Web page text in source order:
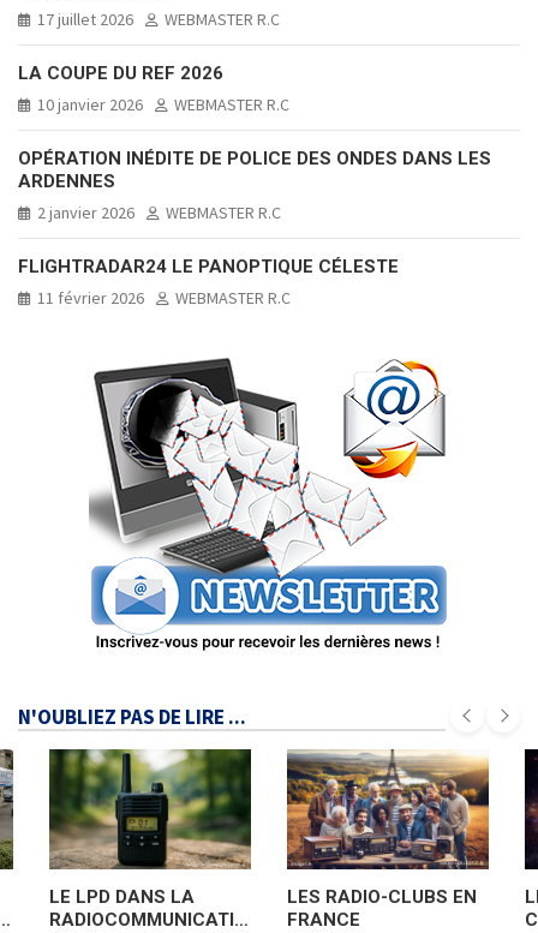
17 juillet 2026
WEBMASTER R.C
LA COUPE DU REF 2026
10 janvier 2026
WEBMASTER R.C
OPÉRATION INÉDITE DE POLICE DES ONDES DANS LES
ARDENNES
2 janvier 2026
WEBMASTER R.C
FLIGHTRADAR24 LE PANOPTIQUE CÉLESTE
11 février 2026
WEBMASTER R.C
N'OUBLIEZ PAS DE LIRE ...
LE LPD DANS LA
RADIOCOMMUNICATIO
LES RADIO-CLUBS EN
FRANCE